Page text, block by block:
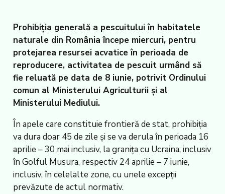
Prohibiția generală a pescuitului în habitatele
naturale din România începe miercuri, pentru
protejarea resursei acvatice în perioada de
reproducere, activitatea de pescuit urmând să
fie reluată pe data de 8 iunie, potrivit Ordinului
comun al Ministerului Agriculturii și al
Ministerului Mediului.
În apele care constituie frontieră de stat, prohibiția
va dura doar 45 de zile și se va derula în perioada 16
aprilie – 30 mai inclusiv, la granița cu Ucraina, inclusiv
în Golful Musura, respectiv 24 aprilie – 7 iunie,
inclusiv, în celelalte zone, cu unele excepții
prevăzute de actul normativ.